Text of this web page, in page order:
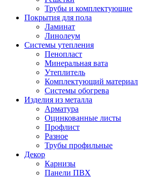
Трубы и комплектующие
Покрытия для пола
Ламинат
Линолеум
Системы утепления
Пенопласт
Минеральная вата
Утеплитель
Комплектующий материал
Системы обогрева
Изделия из металла
Арматура
Оцинкованные листы
Профлист
Разное
Трубы профильные
Декор
Карнизы
Панели ПВХ